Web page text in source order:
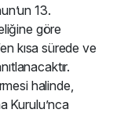
13.
göre
kısa sürede ve
halinde,
Kurulu’nca